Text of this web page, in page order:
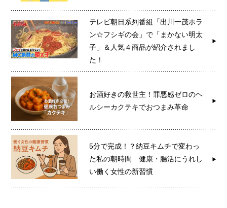
テレビ朝日系列番組「出川一茂ホラ
ン☆フシギの会」で「まかない明太
子」＆人気４商品が紹介されまし
た！
お酒好きの救世主！罪悪感ゼロのヘ
ルシーカクテキでおつまみ革命
5分で完成！？納豆キムチで変わっ
た私の朝時間 健康・腸活にうれし
い働く女性の新習慣